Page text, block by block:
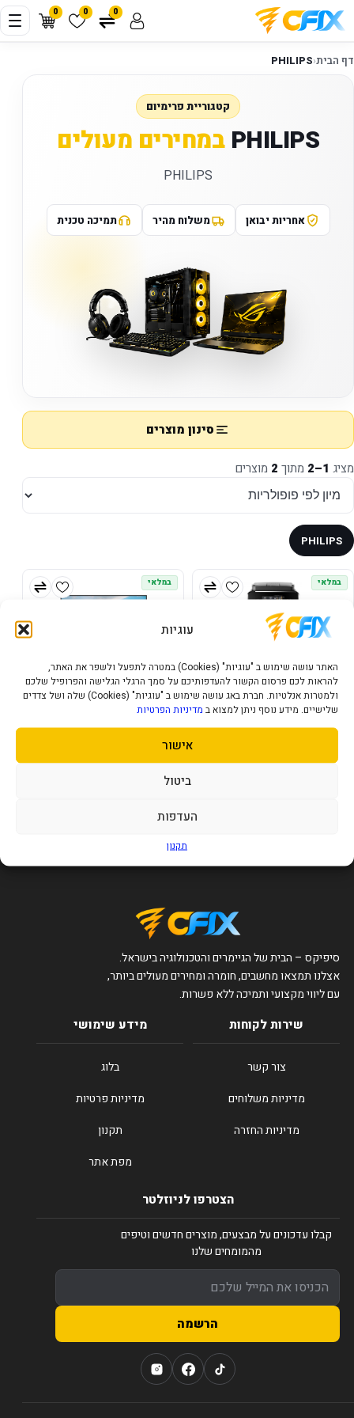
עוגיות
האתר עושה שימוש ב "עוגיות" (Cookies) במטרה לתפעל ולשפר את האתר,
להראות לכם פרסום הקשור להעדפותיכם על סמך הרגלי הגלישה והפרופיל שלכם
ולמטרות אנלטיות. חברת באג עושה שימוש ב "עוגיות" (Cookies) שלה ושל צדדים
שלישיים. מידע נוסף ניתן למצוא ב מדיניות הפרטיות
אישור
ביטול
העדפות
תקנון
0 0 0
דף הבית‹
PHILIPS
קטגוריית פרימיום
PHILIPS במחירים מעולים
PHILIPS
אחריות יבואן משלוח מהיר תמיכה טכנית
סינון מוצרים
מציג 1–2 מתוך 2 מוצרים
PHILIPS
במלאי
1,007
במלאי
IPS Full HD ‏120Hz עם רמקולים
475
סיפיקס – הבית של הגיימרים והטכנולוגיה בישראל.
אצלנו תמצאו מחשבים, חומרה ומחירים מעולים ביותר,
עם ליווי מקצועי ותמיכה ללא פשרות.
שירות לקוחות
צור קשר
מדיניות משלוחים
מדיניות החזרה
מידע שימושי
בלוג
מדיניות פרטיות
תקנון
מפת אתר
הצטרפו לניוזלטר
קבלו עדכונים על מבצעים, מוצרים חדשים וטיפים
מהמומחים שלנו
הרשמה